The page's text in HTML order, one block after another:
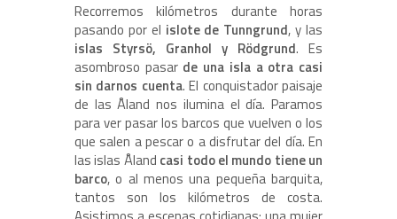
Recorremos kilómetros durante horas
pasando por el islote de Tunngrund, y las
islas Styrsö, Granhol y Rödgrund. Es
asombroso pasar de una isla a otra casi
sin darnos cuenta. El conquistador paisaje
de las Åland nos ilumina el día. Paramos
para ver pasar los barcos que vuelven o los
que salen a pescar o a disfrutar del día. En
las islas Åland casi todo el mundo tiene un
barco, o al menos una pequeña barquita,
tantos son los kilómetros de costa.